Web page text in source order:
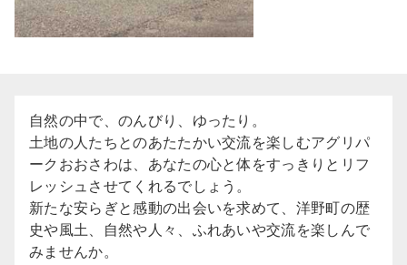
自然の中で、のんびり、ゆったり。
土地の人たちとのあたたかい交流を楽しむアグリパ
ークおおさわは、あなたの心と体をすっきりとリフ
レッシュさせてくれるでしょう。
新たな安らぎと感動の出会いを求めて、洋野町の歴
史や風土、自然や人々、ふれあいや交流を楽しんで
みませんか。